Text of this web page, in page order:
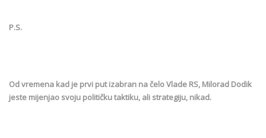
P.S.
Od vremena kad je prvi put izabran na čelo Vlade RS, Milorad Dodik
jeste mijenjao svoju političku taktiku, ali strategiju, nikad.